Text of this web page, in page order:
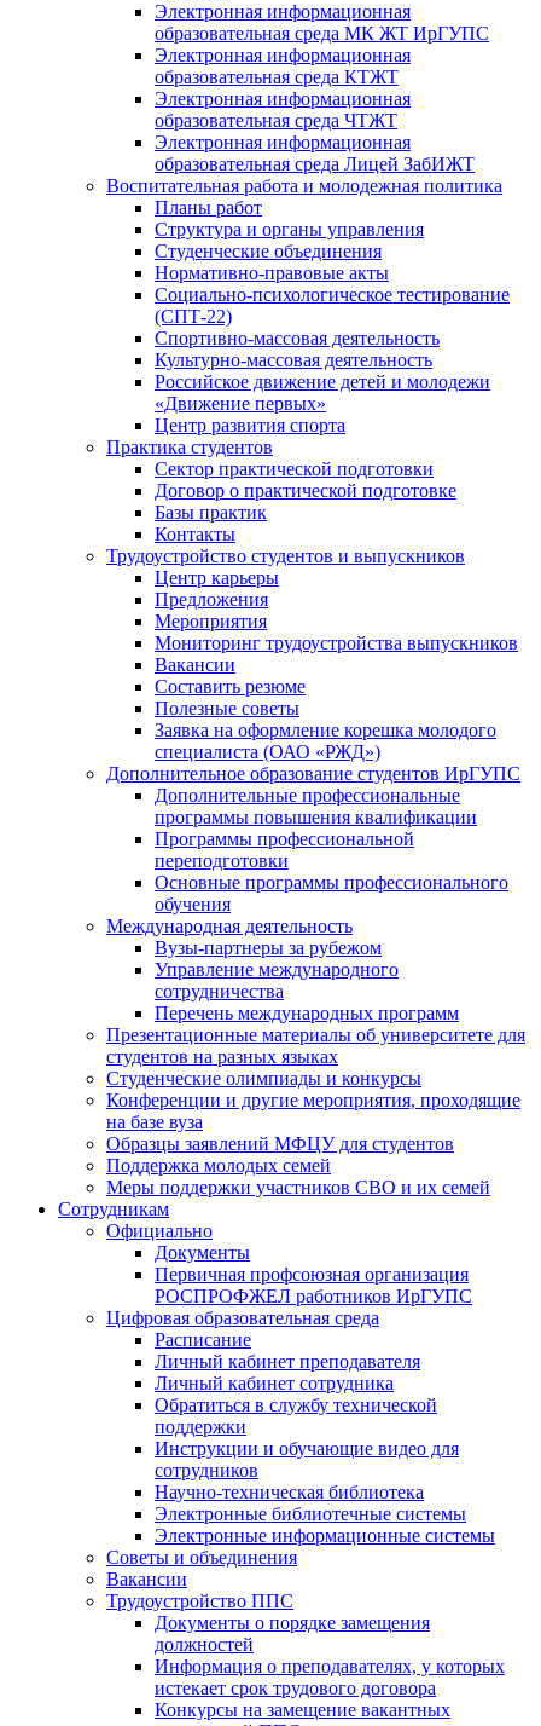
Электронная информационная
образовательная среда МК ЖТ ИрГУПС
Электронная информационная
образовательная среда КТЖТ
Электронная информационная
образовательная среда ЧТЖТ
Электронная информационная
образовательная среда Лицей ЗабИЖТ
Воспитательная работа и молодежная политика
Планы работ
Структура и органы управления
Студенческие объединения
Нормативно-правовые акты
Социально-психологическое тестирование
(СПТ-22)
Спортивно-массовая деятельность
Культурно-массовая деятельность
Российское движение детей и молодежи
«Движение первых»
Центр развития спорта
Практика студентов
Сектор практической подготовки
Договор о практической подготовке
Базы практик
Контакты
Трудоустройство студентов и выпускников
Центр карьеры
Предложения
Мероприятия
Мониторинг трудоустройства выпускников
Вакансии
Составить резюме
Полезные советы
Заявка на оформление корешка молодого
специалиста (ОАО «РЖД»)
Дополнительное образование студентов ИрГУПС
Дополнительные профессиональные
программы повышения квалификации
Программы профессиональной
переподготовки
Основные программы профессионального
обучения
Международная деятельность
Вузы-партнеры за рубежом
Управление международного
сотрудничества
Перечень международных программ
Презентационные материалы об университете для
студентов на разных языках
Студенческие олимпиады и конкурсы
Конференции и другие мероприятия, проходящие
на базе вуза
Образцы заявлений МФЦУ для студентов
Поддержка молодых семей
Меры поддержки участников СВО и их семей
Сотрудникам
Официально
Документы
Первичная профсоюзная организация
РОСПРОФЖЕЛ работников ИрГУПС
Цифровая образовательная среда
Расписание
Личный кабинет преподавателя
Личный кабинет сотрудника
Обратиться в службу технической
поддержки
Инструкции и обучающие видео для
сотрудников
Научно-техническая библиотека
Электронные библиотечные системы
Электронные информационные системы
Советы и объединения
Вакансии
Трудоустройство ППС
Документы о порядке замещения
должностей
Информация о преподавателях, у которых
истекает срок трудового договора
Конкурсы на замещение вакантных